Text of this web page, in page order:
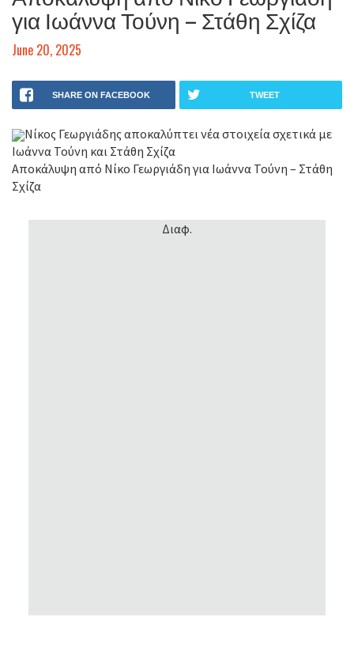
για Ιωάννα Τούνη – Στάθη Σχίζα
June 20, 2025
SHARE ON FACEBOOK TWEET
Νίκος Γεωργιάδης αποκαλύπτει νέα στοιχεία σχετικά με
Ιωάννα Τούνη και Στάθη Σχίζα
Αποκάλυψη από Νίκο Γεωργιάδη για Ιωάννα Τούνη – Στάθη
Σχίζα
Διαφ.